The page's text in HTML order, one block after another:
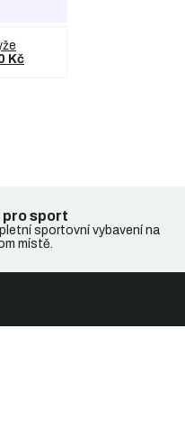
Kč
pro sport
sportovní vybavení na
místě.